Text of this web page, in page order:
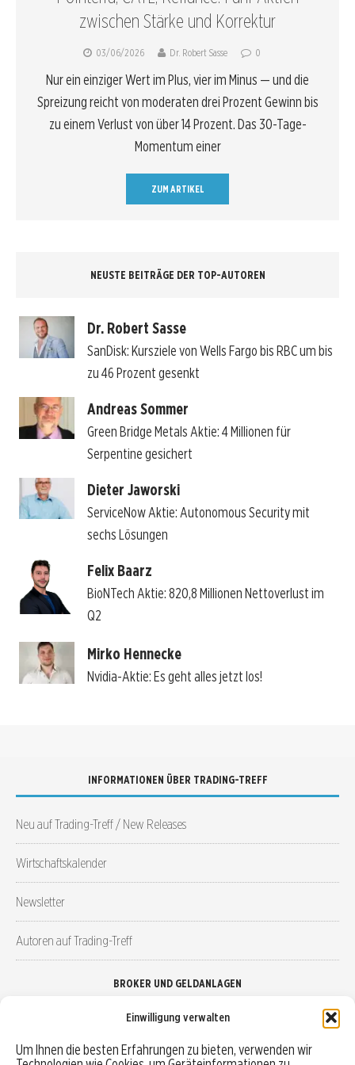
Einwilligung verwalten
Um Ihnen die besten Erfahrungen zu bieten, verwenden wir
zwischen Stärke und Korrektur
03/06/2026 Dr. Robert Sasse 0
Nur ein einziger Wert im Plus, vier im Minus — und die
Spreizung reicht von moderaten drei Prozent Gewinn bis
zu einem Verlust von über 14 Prozent. Das 30-Tage-
Momentum einer
ZUM ARTIKEL
NEUSTE BEITRÄGE DER TOP-AUTOREN
Dr. Robert Sasse
SanDisk: Kursziele von Wells Fargo bis RBC um bis
zu 46 Prozent gesenkt
Andreas Sommer
Green Bridge Metals Aktie: 4 Millionen für
Serpentine gesichert
Dieter Jaworski
ServiceNow Aktie: Autonomous Security mit
sechs Lösungen
Felix Baarz
BioNTech Aktie: 820,8 Millionen Nettoverlust im
Q2
Mirko Hennecke
Nvidia-Aktie: Es geht alles jetzt los!
INFORMATIONEN ÜBER TRADING-TREFF
Neu auf Trading-Treff / New Releases
Wirtschaftskalender
Newsletter
Autoren auf Trading-Treff
BROKER UND GELDANLAGEN